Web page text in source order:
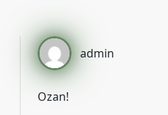
admin
Ozan!